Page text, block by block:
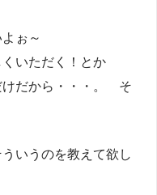
ぉ～
いただく！とか
けだから・・・。 そ
いうのを教えて欲し